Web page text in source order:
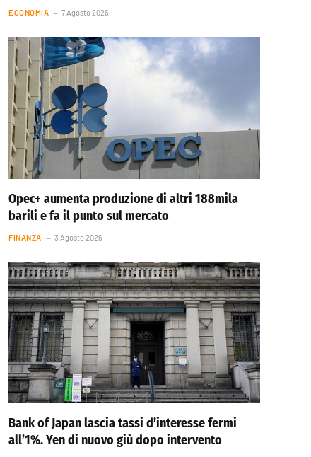
ECONOMIA 7 Agosto 2026
Opec+ aumenta produzione di altri 188mila
barili e fa il punto sul mercato
FINANZA 3 Agosto 2026
Bank of Japan lascia tassi d’interesse fermi
all’1%. Yen di nuovo giù dopo intervento